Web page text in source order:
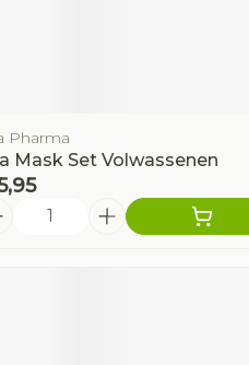
Pharma
Mask Set Volwassenen